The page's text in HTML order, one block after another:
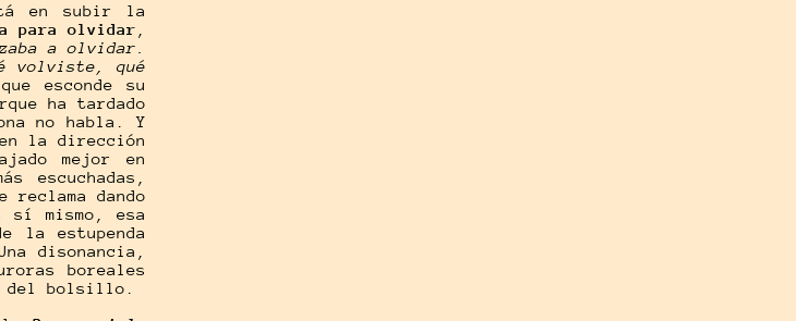
en subir la
para olvidar
a olvidar.
volviste, qué
esconde su
ha tardado
no habla. Y
la dirección
mejor en
escuchadas,
reclama dando
mismo, esa
la estupenda
disonancia,
boreales
del bolsillo.